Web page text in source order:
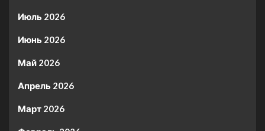
Июль 2026
Июнь 2026
Май 2026
Апрель 2026
Март 2026